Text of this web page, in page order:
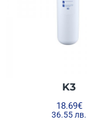
K3
18.69€
36.55 лв.